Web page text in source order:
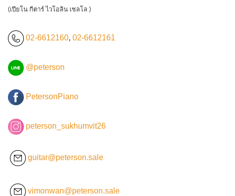
(เปียโน กีตาร์ ไวโอลิน เชลโล )
02-6612160, 02-6612161
@peterson
PetersonPiano
peterson_sukhumvit26
guitar@peterson.sale
vimonwan@peterson.sale